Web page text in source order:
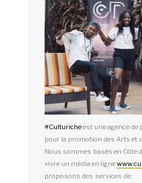
#Culturicheest une agence
pour la promotion des Arts et
Nous sommes basés en Côte
vivre un média en ligne
proposons des services de :